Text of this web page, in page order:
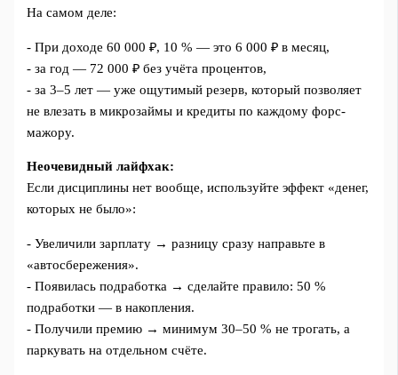
На самом деле:
- При доходе 60 000 ₽, 10 % — это 6 000 ₽ в месяц,
- за год — 72 000 ₽ без учёта процентов,
- за 3–5 лет — уже ощутимый резерв, который позволяет
не влезать в микрозаймы и кредиты по каждому форс-
мажору.
Неочевидный лайфхак:
Если дисциплины нет вообще, используйте эффект «денег,
которых не было»:
- Увеличили зарплату → разницу сразу направьте в
«автосбережения».
- Появилась подработка → сделайте правило: 50 %
подработки — в накопления.
- Получили премию → минимум 30–50 % не трогать, а
паркувать на отдельном счёте.